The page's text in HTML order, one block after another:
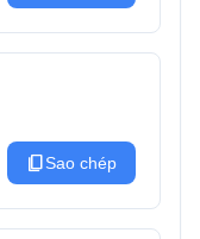
content_copySao chép